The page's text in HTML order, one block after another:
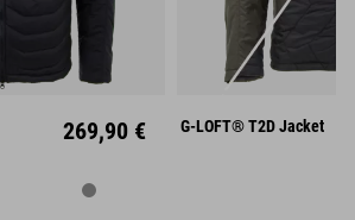
L
269,90 € XL
G-LOFT® T2D Jacket